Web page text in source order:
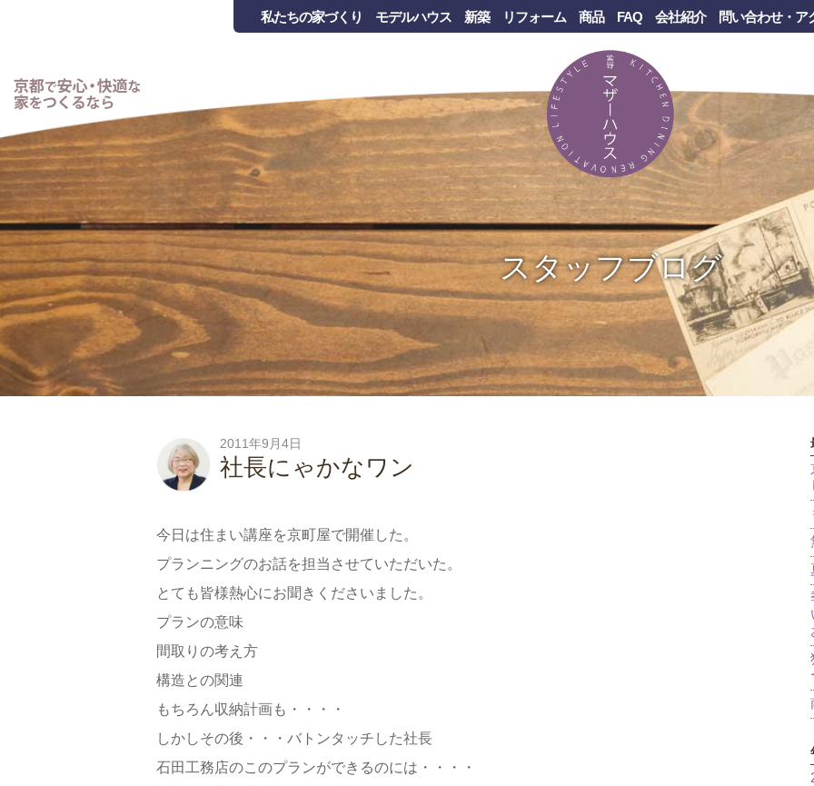
私たちの家づくり モデルハウス 新築 リフォーム 商品 FAQ 会社紹介 問い合わせ・ア
スタッフブログ
2011年9月4日
社長にゃかなワン
今日は住まい講座を京町屋で開催した。
プランニングのお話を担当させていただいた。
とても皆様熱心にお聞きくださいました。
プランの意味
間取りの考え方
構造との関連
もちろん収納計画も・・・・
しかしその後・・・バトンタッチした社長
石田工務店のこのプランができるのには・・・・